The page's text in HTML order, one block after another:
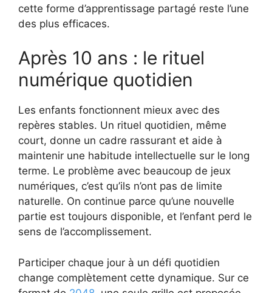
cette forme d’apprentissage partagé reste l’une
des plus efficaces.
Après 10 ans : le rituel
numérique quotidien
Les enfants fonctionnent mieux avec des
repères stables. Un rituel quotidien, même
court, donne un cadre rassurant et aide à
maintenir une habitude intellectuelle sur le long
terme. Le problème avec beaucoup de jeux
numériques, c’est qu’ils n’ont pas de limite
naturelle. On continue parce qu’une nouvelle
partie est toujours disponible, et l’enfant perd le
sens de l’accomplissement.
Participer chaque jour à un défi quotidien
change complètement cette dynamique. Sur ce